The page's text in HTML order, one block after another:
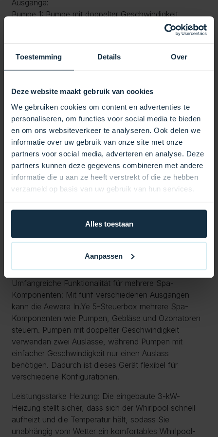
Toestemming Details Over
Deze website maakt gebruik van cookies
We gebruiken cookies om content en advertenties te
personaliseren, om functies voor social media te bieden
en om ons websiteverkeer te analyseren. Ook delen we
informatie over uw gebruik van onze site met onze
partners voor social media, adverteren en analyse. Deze
partners kunnen deze gegevens combineren met andere
informatie die u aan ze heeft verstrekt of die ze hebben
verzameld op basis van uw gebruik van hun services.
Alles toestaan
Aanpassen
Ausgänge:
Pumpe 1: Pumpe mit doppelter Geschwindigkeit
Pumpe 2, 3, 4, 5: Pumpen mit einfacher oder doppelter
Gebläse: Kann an einen der fünf Ausgänge
angeschlossen werden
Ozongenerator
Beleuchtung: 12 W bei 12 V
Heizung: 3 kW (im Lieferumfang enthalten)
Kompatibilität:
Geeignet für: Aeware IN.K506-Bedienfeld, das eine
nahtlose Steuerung aller Whirlpool-Funktionen
ermöglicht.
Anschlüsse und Installation:
Anschlüsse: Unterstützt sowohl AMP als auch Quick
Installation.
Abmessungen der Steuerbox:
Höhe: 273 mm
Umfangreiche Funktionalität für mehrere Spa-
Komponenten: Mit fünf verschiedenen Ausgängen
kann die Aeware In.Ye 5-Steuerbox mehrere Spa-
Komponenten wie Pumpen, Gebläse und Ozonatoren
steuern. Pumpen mit doppelter Geschwindigkeit
verwenden zwei Auslässe, während Pumpen mit
einfacher Geschwindigkeit nur einen Auslass
benötigen. Dadurch ist dieses Gerät flexibel für
verschiedene Konfigurationen.
Leistungsstarke Heizung: Die eingebaute 3-kW-
Heizung stellt sicher, dass sich der Whirlpool schnell
aufheizt und die Temperatur hält, sodass Sie
unabhängig vom Wetter ein komfortables Whirlpool-